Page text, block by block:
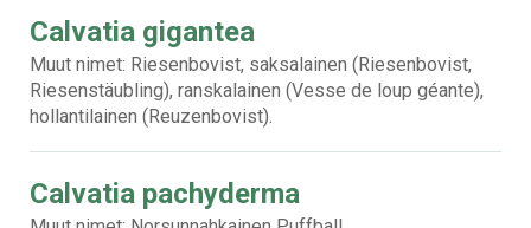
Calvatia gigantea
Muut nimet: Riesenbovist, saksalainen (Riesenbovist,
Riesenstäubling), ranskalainen (Vesse de loup géante),
hollantilainen (Reuzenbovist).
Calvatia pachyderma